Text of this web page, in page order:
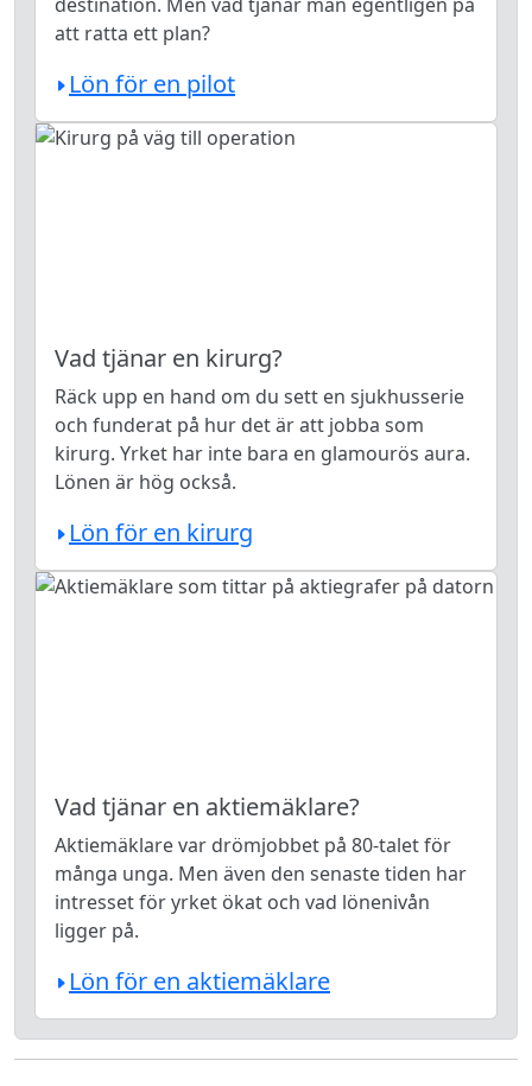
att ratta ett plan?
Lön för en pilot
Vad tjänar en kirurg?
Räck upp en hand om du sett en sjukhusserie
och funderat på hur det är att jobba som
kirurg. Yrket har inte bara en glamourös aura.
Lönen är hög också.
Lön för en kirurg
Vad tjänar en aktiemäklare?
Aktiemäklare var drömjobbet på 80-talet för
många unga. Men även den senaste tiden har
intresset för yrket ökat och vad lönenivån
ligger på.
Lön för en aktiemäklare